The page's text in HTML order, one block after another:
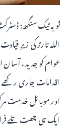
ٹوبہ ٹیک سنگھ:
اللہ تارڑ کی زیرِ
عوام کو جدید،
اقدامات جاری
اور موبائل خدمت
ایک ہی چھت تلے